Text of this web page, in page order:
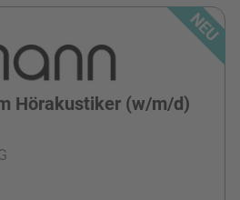
Hörakustiker (w/m/d)